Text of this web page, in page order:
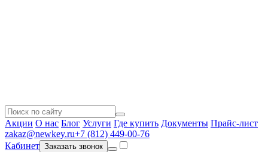
Акции О нас Блог Услуги Где купить Документы Прайс-лист
zakaz@newkey.ru+7 (812) 449-00-76
Кабинет Заказать звонок